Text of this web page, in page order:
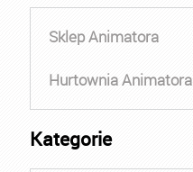
Sklep Animatora
Hurtownia Animatora
Kategorie